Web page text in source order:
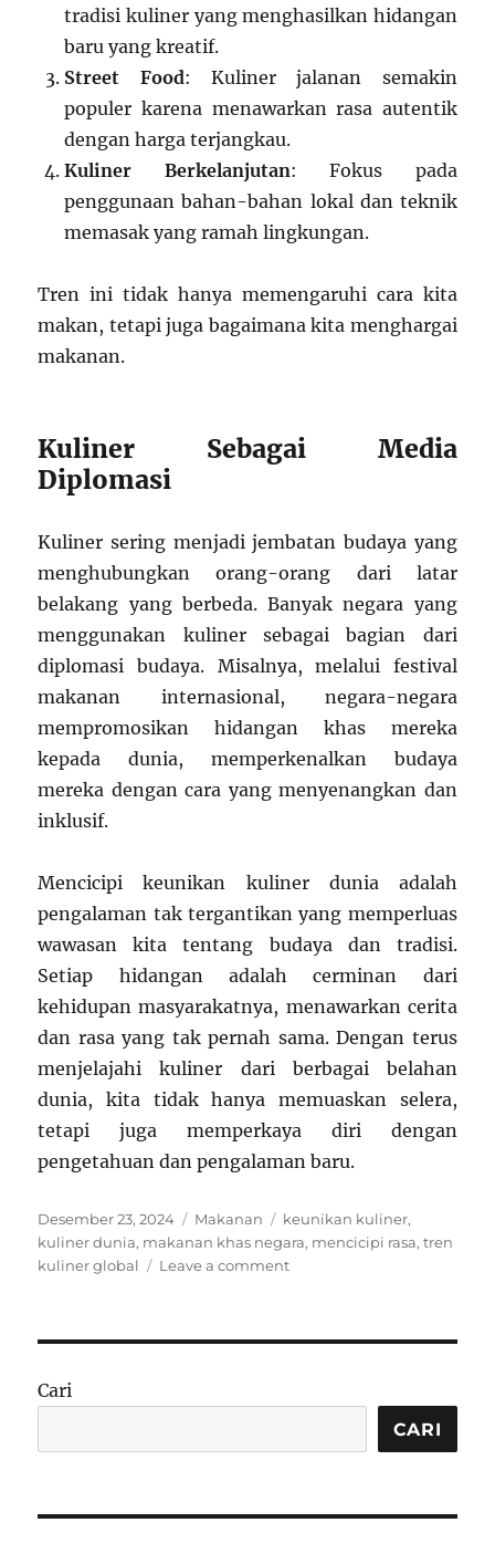
tradisi kuliner yang menghasilkan hidangan
baru yang kreatif.
Street Food: Kuliner jalanan semakin
populer karena menawarkan rasa autentik
dengan harga terjangkau.
Kuliner Berkelanjutan: Fokus pada
penggunaan bahan-bahan lokal dan teknik
memasak yang ramah lingkungan.
Tren ini tidak hanya memengaruhi cara kita
makan, tetapi juga bagaimana kita menghargai
makanan.
Kuliner Sebagai Media
Diplomasi
Kuliner sering menjadi jembatan budaya yang
menghubungkan orang-orang dari latar
belakang yang berbeda. Banyak negara yang
menggunakan kuliner sebagai bagian dari
diplomasi budaya. Misalnya, melalui festival
makanan internasional, negara-negara
mempromosikan hidangan khas mereka
kepada dunia, memperkenalkan budaya
mereka dengan cara yang menyenangkan dan
inklusif.
Mencicipi keunikan kuliner dunia adalah
pengalaman tak tergantikan yang memperluas
wawasan kita tentang budaya dan tradisi.
Setiap hidangan adalah cerminan dari
kehidupan masyarakatnya, menawarkan cerita
dan rasa yang tak pernah sama. Dengan terus
menjelajahi kuliner dari berbagai belahan
dunia, kita tidak hanya memuaskan selera,
tetapi juga memperkaya diri dengan
pengetahuan dan pengalaman baru.
Posted
on
Desember 23, 2024 Categories
Makanan Tags
keunikan kuliner,
kuliner dunia, makanan khas negara, mencicipi rasa,tren
kuliner global
Leave a commenton
Tak
Cari
CARI